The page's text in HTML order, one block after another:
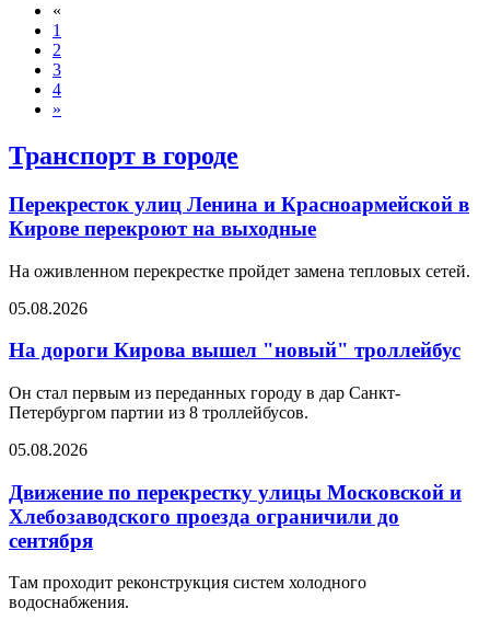
«
1
2
3
4
»
Транспорт в городе
Перекресток улиц Ленина и Красноармейской в
Кирове перекроют на выходные
На оживленном перекрестке пройдет замена тепловых сетей.
05.08.2026
На дороги Кирова вышел "новый" троллейбус
Он стал первым из переданных городу в дар Санкт-
Петербургом партии из 8 троллейбусов.
05.08.2026
Движение по перекрестку улицы Московской и
Хлебозаводского проезда ограничили до
сентября
Там проходит реконструкция систем холодного
водоснабжения.